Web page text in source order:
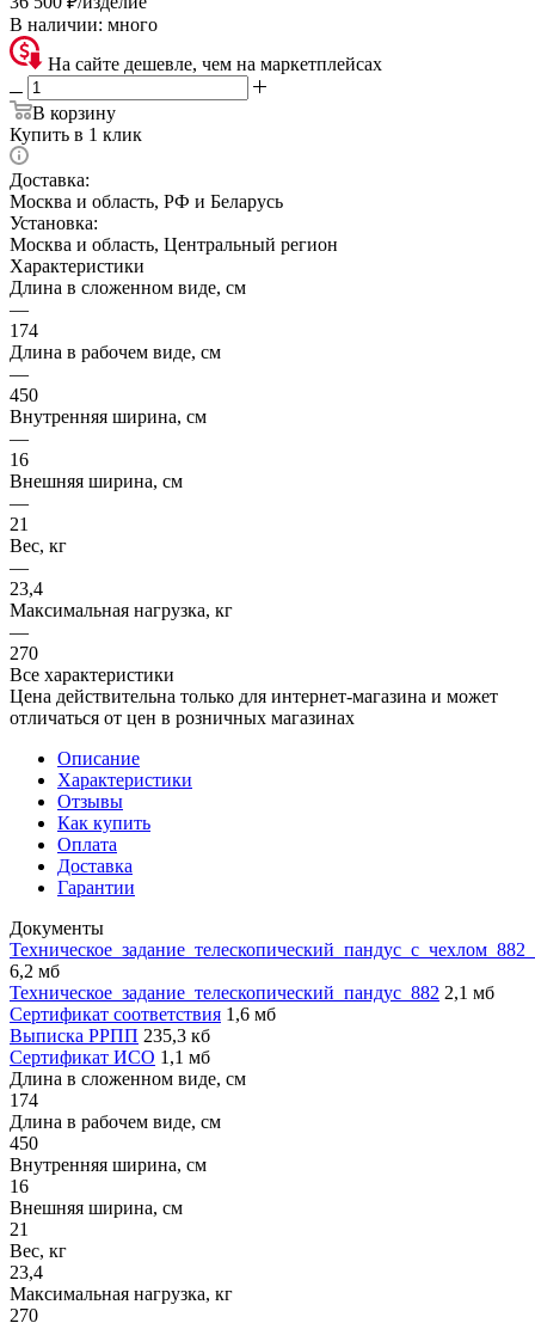
В наличии: много
На сайте дешевле, чем на маркетплейсах
В корзину
Купить в 1 клик
Доставка:
Москва и область, РФ и Беларусь
Установка:
Москва и область, Центральный регион
Характеристики
Длина в сложенном виде, см
—
174
Длина в рабочем виде, см
—
450
Внутренняя ширина, см
—
16
Внешняя ширина, см
—
21
Вес, кг
—
23,4
Максимальная нагрузка, кг
—
270
Все характеристики
Цена действительна только для интернет-магазина и может
отличаться от цен в розничных магазинах
Описание
Характеристики
Отзывы
Как купить
Оплата
Доставка
Гарантии
Документы
6,2 мб
Техническое_задание_телескопический_пандус_882 2,1 мб
Сертификат соответствия 1,6 мб
Выписка РРПП 235,3 кб
Сертификат ИСО 1,1 мб
Длина в сложенном виде, см
174
Длина в рабочем виде, см
450
Внутренняя ширина, см
16
Внешняя ширина, см
21
Вес, кг
23,4
Максимальная нагрузка, кг
270